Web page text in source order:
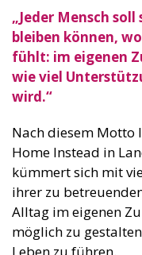
„Jeder Mensch
bleiben können,
fühlt: im eigenen
wie viel
wird.“
Nach diesem Motto
Home Instead in
kümmert sich mit
ihrer zu
Alltag im eigenen
möglich zu
Leben zu führen.